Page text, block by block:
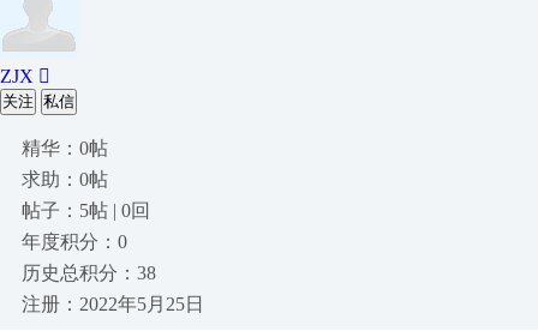
ZJX 
关注 私信
精华：0帖
求助：0帖
帖子：5帖 | 0回
年度积分：0
历史总积分：38
注册：2022年5月25日